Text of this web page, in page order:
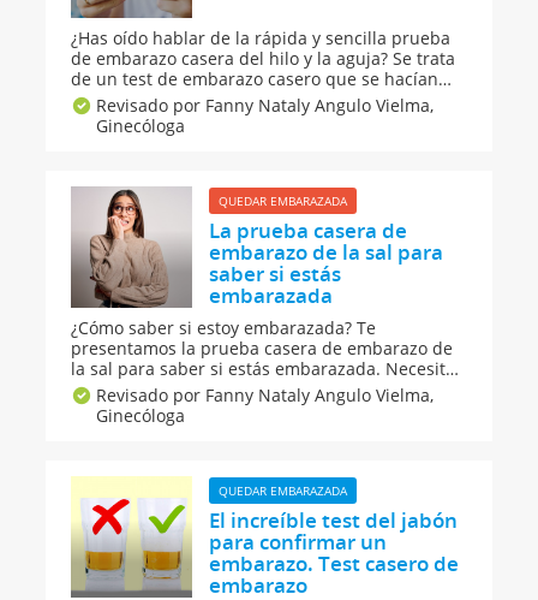
¿Has oído hablar de la rápida y sencilla prueba
de embarazo casera del hilo y la aguja? Se trata
de un test de embarazo casero que se hacían
nuestras abuelas y que te ayudará a conocer,
aunque no sea 100% fiable, si estás embarazada
y si el bebé que esperas es niño o niña.
Revisado por Fanny Nataly Angulo Vielma,
Ginecóloga
QUEDAR EMBARAZADA
La prueba casera de
embarazo de la sal para
saber si estás
embarazada
¿Cómo saber si estoy embarazada? Te
presentamos la prueba casera de embarazo de
la sal para saber si estás embarazada. Necesitas
solo tres cosas (vaso y cuchara de plástico y sal
gruesa) y en tan solo cuatro pasos podrás saber
si esperas un bebé en tu tripa.
Revisado por Fanny Nataly Angulo Vielma,
Ginecóloga
QUEDAR EMBARAZADA
El increíble test del jabón
para confirmar un
embarazo. Test casero de
embarazo